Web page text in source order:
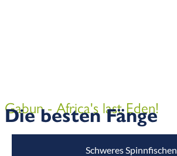
Gabun - Africa's last Eden!
Die besten Fänge
Schweres Spinnfischen